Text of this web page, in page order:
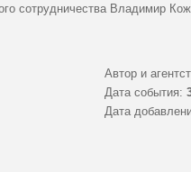
сотрудничества Владимир
Автор и
Дата события:
Дата